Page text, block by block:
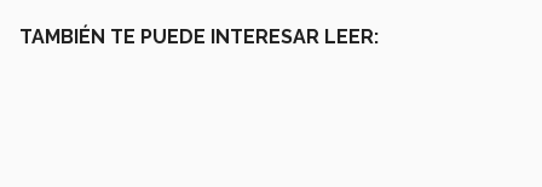
TAMBIÉN TE PUEDE INTERESAR LEER: